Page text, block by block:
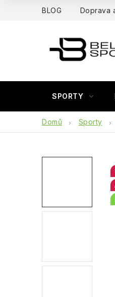
BLOG Doprava
SPORTY
Domů Sporty